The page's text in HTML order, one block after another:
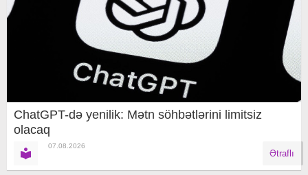
ChatGPT-də yenilik: Mətn söhbətlərini limitsiz
olacaq
07.08.2026
Ətraflı